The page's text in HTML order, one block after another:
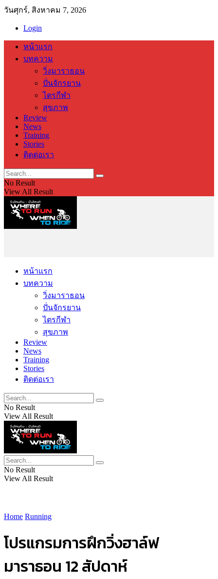
วันศุกร์, สิงหาคม 7, 2026
Login
หน้าแรก
บทความ
วิ่งมาราธอน
ปั่นจักรยาน
ไตรกีฬา
สุขภาพ
Review
News
Training
Stories
ติดต่อเรา
No Result
View All Result
หน้าแรก
บทความ
วิ่งมาราธอน
ปั่นจักรยาน
ไตรกีฬา
สุขภาพ
Review
News
Training
Stories
ติดต่อเรา
No Result
View All Result
No Result
View All Result
Home Running
โปรแกรมการฝึกวิ่งฮาล์ฟ
มาราธอน 12 สัปดาห์